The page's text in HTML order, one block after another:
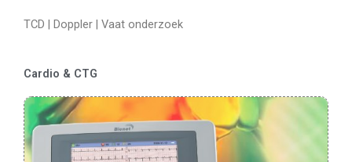
TCD | Doppler | Vaat onderzoek
Cardio & CTG